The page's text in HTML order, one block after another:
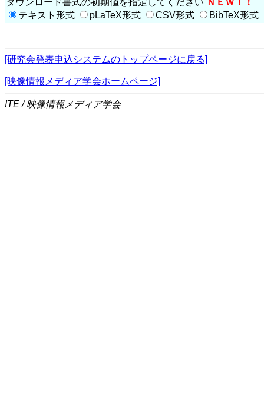
ダウンロード書式の初期値を指定してください ＮＥＷ！！
テキスト形式
pLaTeX形式 CSV形式 BibTeX形式
[研究会発表申込システムのトップページに戻る]
[映像情報メディア学会ホームページ]
ITE / 映像情報メディア学会